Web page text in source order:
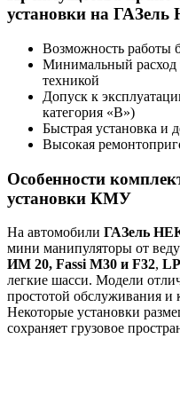
установки на ГАЗель
Возможность работы
Минимальный расход
техникой
Допуск к
категория «B»)
Быстрая установка и
Высокая
Особенности
установки КМУ
На автомобили ГАЗель
мини манипуляторы от
ИМ 20, Fassi M30 и F32,
легкие шасси. Модели
простотой обслуживания
Некоторые установки
сохраняет грузовое